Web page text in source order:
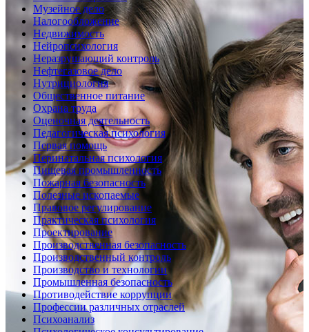
Музейное дело
Налогообложение
Недвижимость
Нейропсихология
Неразрушающий контроль
Нефтегазовое дело
Нутрициология
Общественное питание
Охрана труда
Оценочная деятельность
Педагогическая психология
Первая помощь
Перинатальная психология
Пищевая промышленность
Пожарная безопасность
Полезные ископаемые
Правовое регулирование
Практическая психология
Проектирование
Производственная безопасность
Производственный контроль
Производство и технологии
Промышленная безопасность
Противодействие коррупции
Профессии различных отраслей
Психоанализ